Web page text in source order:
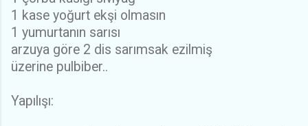
1 kase yoğurt ekşi olmasın
1 yumurtanın sarısı
arzuya göre 2 dis sarımsak ezilmiş
üzerine pulbiber..
Yapılışı: